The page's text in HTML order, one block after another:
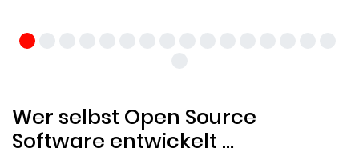
Wer selbst Open Source
Software entwickelt …